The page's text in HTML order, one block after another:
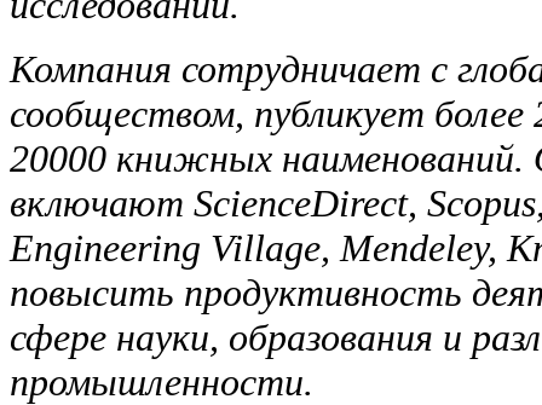
Компания сотрудничает с
сообществом, публикует
20000 книжных наименований.
включают ScienceDirect,
Engineering Village, Mendeley,
повысить продуктивность
сфере науки, образования и
промышленности.